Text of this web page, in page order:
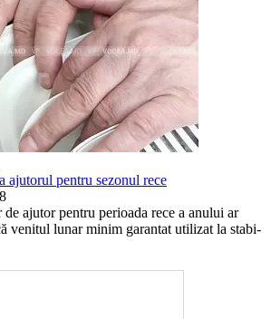
ajutorul pentru sezonul rece
ajutor pentru peri­oada rece a anului ar
venitul lunar minim garantat utilizat la stabi­